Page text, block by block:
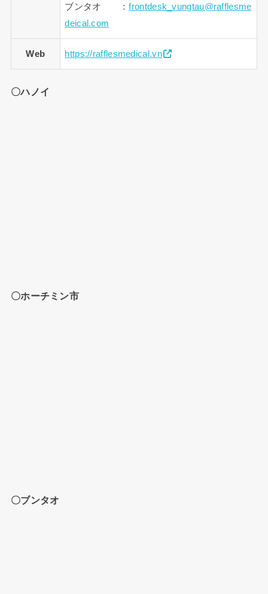
ブンタオ ：frontdesk_vungtau@rafflesme
deical.com
Web https://rafflesmedical.vn
〇ハノイ
〇ホーチミン市
〇ブンタオ